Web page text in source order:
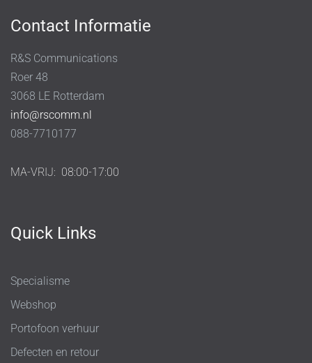
Contact Informatie
R&S Communications
Roer 48
3068 LE Rotterdam
info@rscomm.nl
088-7710177
MA-VRIJ: 08:00-17:00
Quick Links
Specialisme
Webshop
Portofoon verhuur
Defecten en retour